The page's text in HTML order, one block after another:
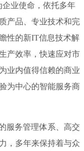
企业使命，依托多年
产品、专业技术和完
性的新IT信息技术解
产效率，快速应对市
业内值得信赖的商业
为中心的智能服务商
务管理体系、高交
，多年来保持着与众